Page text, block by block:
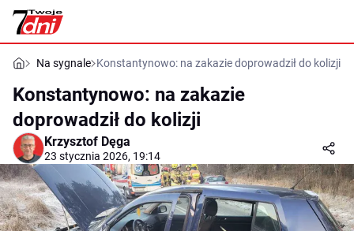
Na sygnale Konstantynowo: na zakazie doprowadził do kolizji
Konstantynowo: na zakazie
doprowadził do kolizji
Krzysztof Dęga
23 stycznia 2026, 19:14